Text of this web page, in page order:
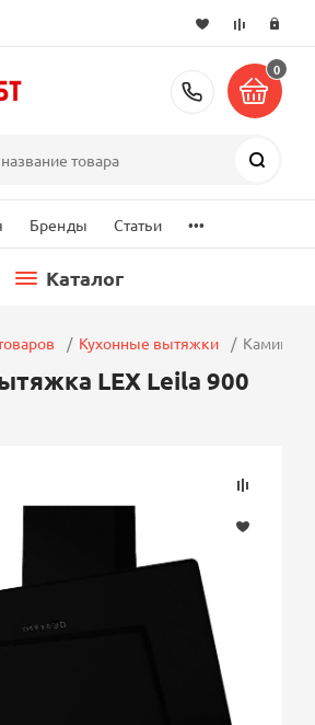
+7 (495)
0
Бренды Статьи ...
Каталог
Кухонные вытяжки
LEX Leila 900